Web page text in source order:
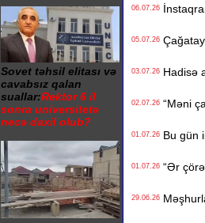
Sovet təhsil elitası və
cavabsız qalan
suallar:Rektor 6 il
sonra universitetə
necə daxil olub?
06.07.26
05.07.26Çağatay
03.07.26Hadisə
02.07.26“Məni
01.07.26Bu gün
01.07.26“Ər
29.06.26